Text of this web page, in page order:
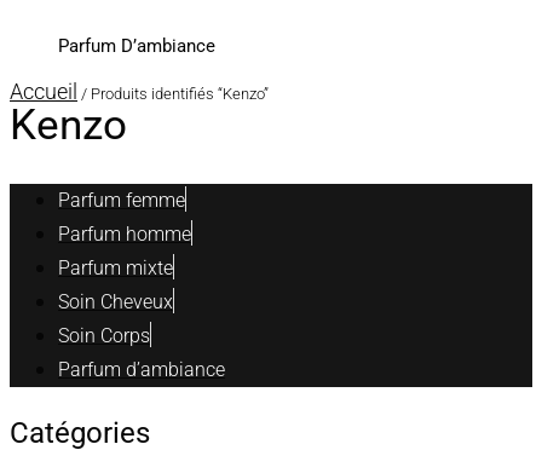
Parfum D’ambiance
Accueil / Produits identifiés “Kenzo”
Kenzo
Parfum femme
Parfum homme
Parfum mixte
Soin Cheveux
Soin Corps
Parfum d’ambiance
Catégories